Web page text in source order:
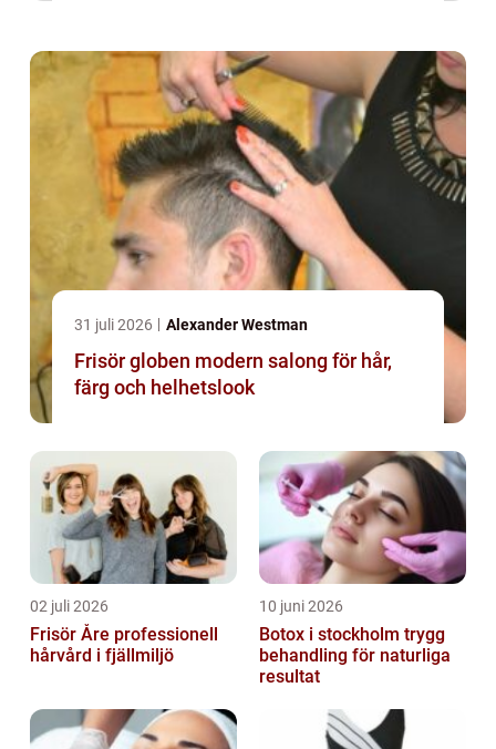
31 juli 2026 Alexander Westman
Frisör globen modern salong för hår,
färg och helhetslook
02 juli 2026
Frisör Åre professionell
hårvård i fjällmiljö
10 juni 2026
Botox i stockholm trygg
behandling för naturliga
resultat